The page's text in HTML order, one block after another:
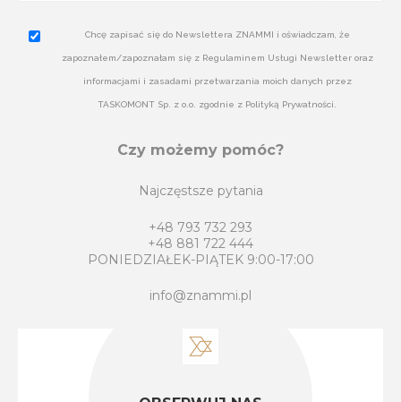
Chcę zapisać się do Newslettera ZNAMMI i oświadczam, że
zapoznałem/zapoznałam się z Regulaminem Usługi Newsletter oraz
informacjami i zasadami przetwarzania moich danych przez
TASKOMONT Sp. z o.o. zgodnie z Polityką Prywatności.
Czy możemy pomóc?
Najczęstsze pytania
+48 793 732 293
+48 881 722 444
PONIEDZIAŁEK-PIĄTEK 9:00-17:00
info@znammi.pl